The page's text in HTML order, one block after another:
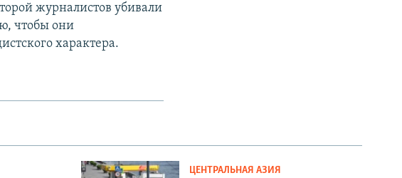
журналистов убивали
чтобы они
характера.
ЦЕНТРАЛЬНАЯ АЗИЯ